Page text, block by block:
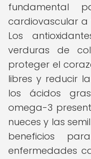
fundamental
cardiovascular a
Los
verduras de
proteger el
libres y reducir
los ácidos
omega-3
nueces y las
beneficios
enfermedades